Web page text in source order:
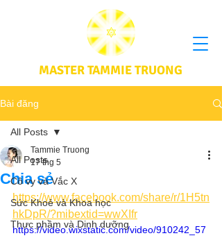
MASTER TAMMIE TRUONG
Bài đăng
All Posts
Cô vy và Vắc X
Sức Khoẻ và Khoa học
Thực phầm và Dinh dưỡng
All Posts
Chia sẻ
Tammie Truong
17 thg 5
https://www.facebook.com/share/r/1H5tn
hkDpR/?mibextid=wwXIfr
https://video.wixstatic.com/video/910242_57